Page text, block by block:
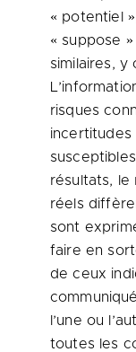
« potentiel
« suppose
similaires, y
risques
incertitudes
résultats, le
réels
sont
faire en
de ceux
l’une ou
toutes les